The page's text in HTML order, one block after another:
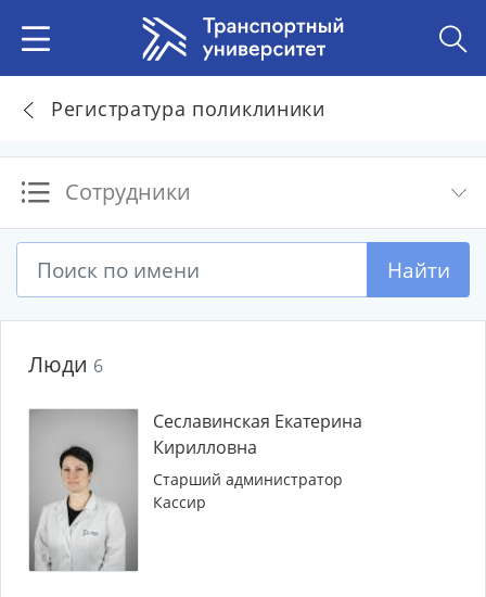
Регистратура поликлиники
Сотрудники
Найти
Люди 6
Сеславинская Екатерина
Кирилловна
Старший администратор
Кассир